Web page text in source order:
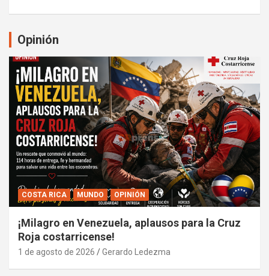
Opinión
COSTA RICA MUNDO OPINIÓN
¡Milagro en Venezuela, aplausos para la Cruz
Roja costarricense!
1 de agosto de 2026 Gerardo Ledezma